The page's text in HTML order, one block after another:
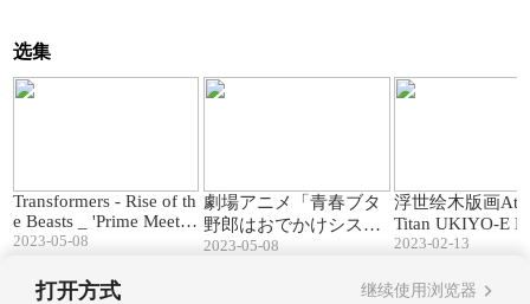
选集
Transformers - Rise of th
e Beasts _ 'Prime Meets
Primal' Clip (2023 Movi
2023-05-08
劇場アニメ「青春ブタ
野郎はおでかけシスタ
ーの夢を見ない」本予
2023-05-08
浮世绘木版画
Titan UKIYO-E
2023-02-13
打开方式 继续使用浏览器